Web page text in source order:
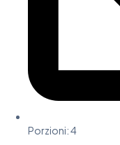
Porzioni:4